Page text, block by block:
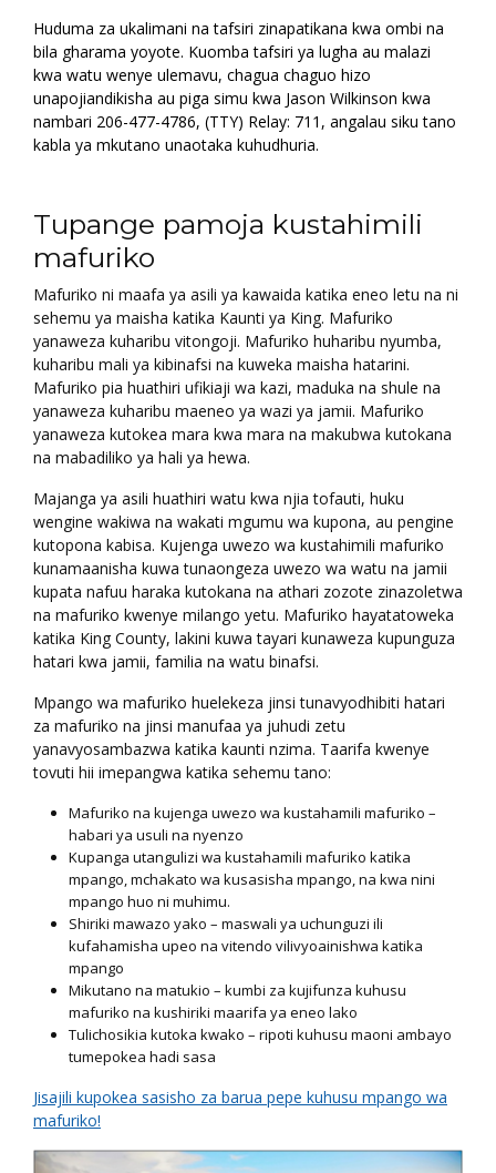
Huduma za ukalimani na tafsiri zinapatikana kwa ombi na
bila gharama yoyote. Kuomba tafsiri ya lugha au malazi
kwa watu wenye ulemavu, chagua chaguo hizo
unapojiandikisha au piga simu kwa Jason Wilkinson kwa
nambari 206-477-4786, (TTY) Relay: 711, angalau siku tano
kabla ya mkutano unaotaka kuhudhuria.
Tupange pamoja kustahimili
mafuriko
Mafuriko ni maafa ya asili ya kawaida katika eneo letu na ni
sehemu ya maisha katika Kaunti ya King. Mafuriko
yanaweza kuharibu vitongoji. Mafuriko huharibu nyumba,
kuharibu mali ya kibinafsi na kuweka maisha hatarini.
Mafuriko pia huathiri ufikiaji wa kazi, maduka na shule na
yanaweza kuharibu maeneo ya wazi ya jamii. Mafuriko
yanaweza kutokea mara kwa mara na makubwa kutokana
na mabadiliko ya hali ya hewa.
Majanga ya asili huathiri watu kwa njia tofauti, huku
wengine wakiwa na wakati mgumu wa kupona, au pengine
kutopona kabisa. Kujenga uwezo wa kustahimili mafuriko
kunamaanisha kuwa tunaongeza uwezo wa watu na jamii
kupata nafuu haraka kutokana na athari zozote zinazoletwa
na mafuriko kwenye milango yetu. Mafuriko hayatatoweka
katika King County, lakini kuwa tayari kunaweza kupunguza
hatari kwa jamii, familia na watu binafsi.
Mpango wa mafuriko huelekeza jinsi tunavyodhibiti hatari
za mafuriko na jinsi manufaa ya juhudi zetu
yanavyosambazwa katika kaunti nzima. Taarifa kwenye
tovuti hii imepangwa katika sehemu tano:
Mafuriko na kujenga uwezo wa kustahamili mafuriko –
habari ya usuli na nyenzo
Kupanga utangulizi wa kustahamili mafuriko katika
mpango, mchakato wa kusasisha mpango, na kwa nini
mpango huo ni muhimu.
Shiriki mawazo yako – maswali ya uchunguzi ili
kufahamisha upeo na vitendo vilivyoainishwa katika
mpango
Mikutano na matukio – kumbi za kujifunza kuhusu
mafuriko na kushiriki maarifa ya eneo lako
Tulichosikia kutoka kwako – ripoti kuhusu maoni ambayo
tumepokea hadi sasa
Jisajili kupokea sasisho za barua pepe kuhusu mpango wa
mafuriko!